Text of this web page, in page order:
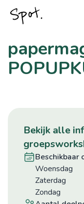
bekijk alle info over deze privé
woensdag
zaterdag
zondag